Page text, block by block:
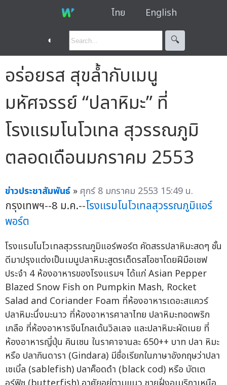
ไทย English
◐ 🔍︎
อร่อยรส สุขล้ำกับเมนู
มหัศจรรย์ “ปลาหิมะ” ที่
โรงแรมโนโวเทล สุวรรณภูมิ
ตลอดเดือนมกราคม 2553
ข่าวประชาสัมพันธ์ » ศุกร์ 8 มกราคม 2553 15:49 น.
กรุงเทพฯ--8 ม.ค.--โรงแรมโนโวเทลสุวรรณภูมิแอร์
พอร์ต
โรงแรมโนโวเทลสุวรรณภูมิแอร์พอร์ต คัดสรรปลาหิมะสดๆ ชั้น
ดีมาปรุงแต่งเป็นเมนูปลาหิมะสูตรเด็ดรสโอชาโดยฝีมือเชฟ
ประจำ 4 ห้องอาหารของโรงแรมฯ ได้แก่ Asian Pepper
Blazed Snow Fish on Pumpkin Mash, Rocket
Salad and Coriander Foam ที่ห้องอาหารเดอะสแควร์
ปลาหิมะนึ่งมะนาว ที่ห้องอาหารศาลาไทย ปลาหิมะทอดพริก
เกลือ ที่ห้องอาหารจีนโกลเด้นวิลเลจ และปลาหิมะผัดเนย ที่
ห้องอาหารญี่ปุ่น คินเซน ในราคาจานละ 650++ บาท ปลา หิมะ
หรือ ปลากินดารา (Gindara) มีชื่อเรียกในภาษาอังกฤษว่าปลา
เซเบิ้ล (sablefish) ปลาค็อดดำ (black cod) หรือ บัตเต